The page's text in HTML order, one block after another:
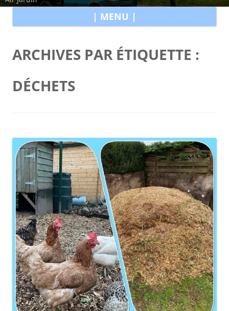
| MENU |
ARCHIVES PAR ÉTIQUETTE :
DÉCHETS